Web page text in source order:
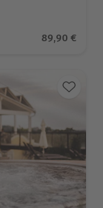
Aktueller
89,90 €